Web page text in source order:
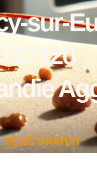
sur-
27120
DEVIS GRATUIT